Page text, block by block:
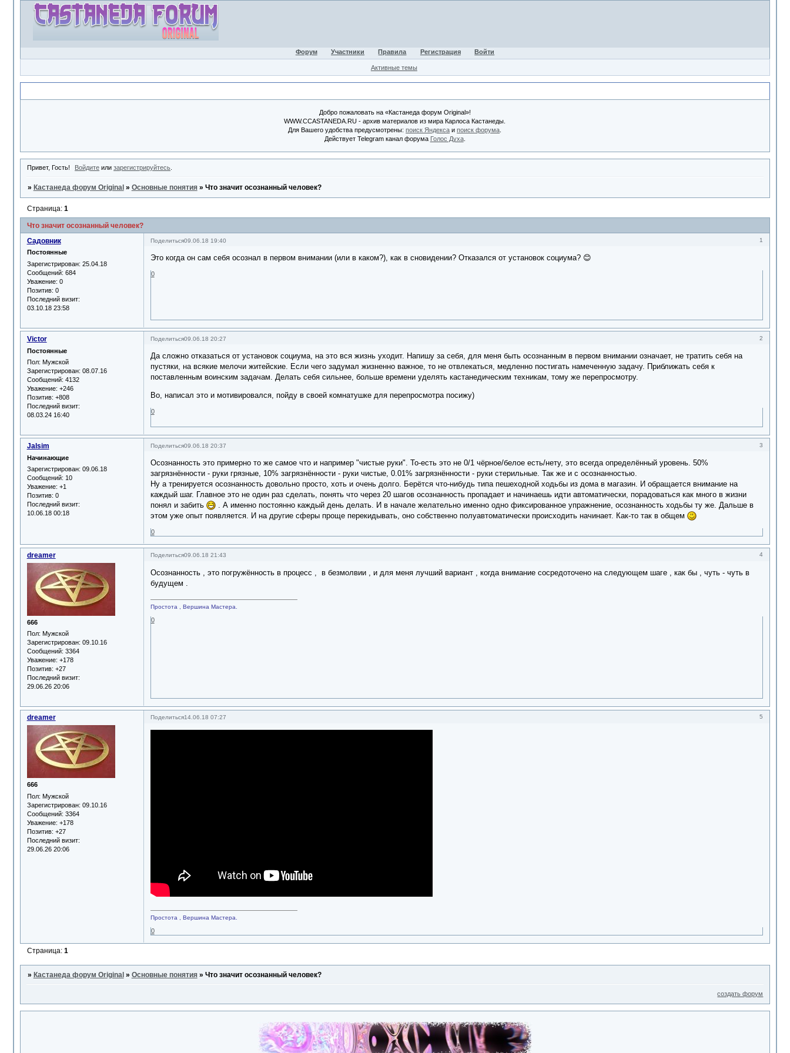
Форум Участники Правила Регистрация Войти
Активные темы
Добро пожаловать на «Кастанеда форум Original»!
WWW.CCASTANEDA.RU - архив материалов из мира Карлоса Кастанеды.
Для Вашего удобства предусмотрены:поиск Яндекса ипоиск форума
Действует Telegram канал форума Голос Духа.
Привет, Гость! Войдите илизарегистрируйтесь
» Кастанеда форум Original » Основные понятия » Что значит осознанный человек?
Что значит осознанный человек?
Страница: 1
Поделиться 1
09.06.18 19:40
Садовник
Постоянные
Зарегистрирован: 25.04.18
Сообщений: 684
Уважение: 0
Позитив: 0
Последний визит:
03.10.18 23:58
Это когда он сам себя осознал в первом внимании (или в каком?), как в сновидении? Отказался от установок социума? 😊
0
Поделиться 2
09.06.18 20:27
Victor
Постоянные
Пол: Мужской
Зарегистрирован: 08.07.16
Сообщений: 4132
Уважение: +246
Позитив: +808
Последний визит:
08.03.24 16:40
Да сложно отказаться от установок социума, на это вся жизнь уходит. Напишу за себя, для меня быть осознанным в первом внимании означает, не тратить себя на
пустяки, на всякие мелочи житейские. Если чего задумал жизненно важное, то не отвлекаться, медленно постигать намеченную задачу. Приближать себя к
поставленным воинским задачам. Делать себя сильнее, больше времени уделять кастанедическим техникам, тому же перепросмотру.
Во, написал это и мотивировался, пойду в своей комнатушке для перепросмотра посижу)
0
Поделиться 3
09.06.18 20:37
Jalsim
Начинающие
Зарегистрирован: 09.06.18
Сообщений: 10
Уважение: +1
Позитив: 0
Последний визит:
10.06.18 00:18
Осознанность это примерно то же самое что и например "чистые руки". То-есть это не 0/1 чёрное/белое есть/нету, это всегда определённый уровень. 50%
загрязнённости - руки грязные, 10% загрязнённости - руки чистые, 0.01% загрязнённости - руки стерильные. Так же и с осознанностью.
Ну а тренируется осознанность довольно просто, хоть и очень долго. Берётся что-нибудь типа пешеходной ходьбы из дома в магазин. И обращается внимание на
каждый шаг. Главное это не один раз сделать, понять что через 20 шагов осознанность пропадает и начинаешь идти автоматически, порадоваться как много в жизни
понял и забить
. А именно постоянно каждый день делать. И в начале желательно именно одно фиксированное упражнение, осознанность ходьбы ту же. Дальше в
этом уже опыт появляется. И на другие сферы проще перекидывать, оно собственно полуавтоматически происходить начинает. Как-то так в общем
0
Поделиться 4
09.06.18 21:43
dreamer
666
Пол: Мужской
Зарегистрирован: 09.10.16
Сообщений: 3364
Уважение: +178
Позитив: +27
Последний визит:
29.06.26 20:06
Осознанность , это погружённость в процесс , в безмолвии , и для меня лучший вариант , когда внимание сосредоточено на следующем шаге , как бы , чуть - чуть в
будущем .
Простота , Вершина Мастера.
0
Поделиться 5
14.06.18 07:27
dreamer
666
Пол: Мужской
Зарегистрирован: 09.10.16
Сообщений: 3364
Уважение: +178
Позитив: +27
Последний визит:
29.06.26 20:06
Простота , Вершина Мастера.
0
Страница: 1
» Кастанеда форум Original » Основные понятия » Что значит осознанный человек?
создать форум